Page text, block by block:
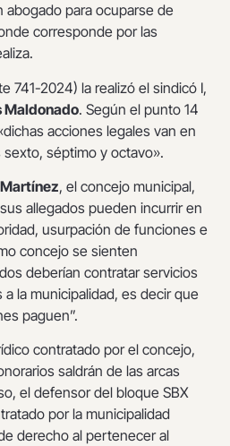
para ocuparse de
corresponde por las
741-2024) la realizó el sindicó I,
Maldonado. Según el punto 14
acciones legales van en
séptimo y octavo».
, el concejo municipal,
allegados pueden incurrir en
usurpación de funciones e
concejo se sienten
deberían contratar servicios
la municipalidad, es decir que
paguen”.
contratado por el concejo,
saldrán de las arcas
el defensor del bloque SBX
por la municipalidad
derecho al pertenecer al